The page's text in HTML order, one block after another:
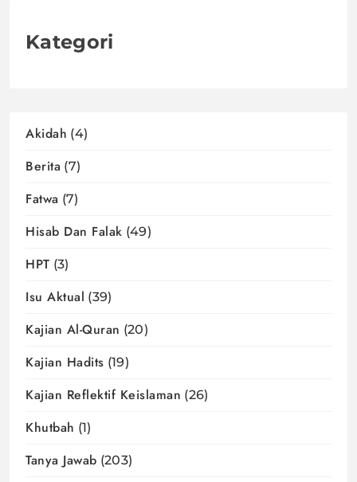
Kategori
Akidah (4)
Berita (7)
Fatwa (7)
Hisab Dan Falak (49)
HPT (3)
Isu Aktual (39)
Kajian Al-Quran (20)
Kajian Hadits (19)
Kajian Reflektif Keislaman (26)
Khutbah (1)
Tanya Jawab (203)